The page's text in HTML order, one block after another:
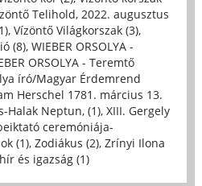
Telihold, 2022. augusztus
, Vízöntő Világkorszak (3),
(8), WIEBER ORSOLYA -
ORSOLYA - Teremtő
író/Magyar Érdemrend
Herschel 1781. március 13.
Halak Neptun, (1), XIII. Gergely
ceremóniája-
(1), Zodiákus (2), Zrínyi Ilona
és igazság (1)